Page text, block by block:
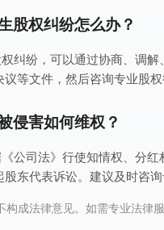
股权纠纷怎么办？
纠纷，可以通过协商、调
等文件，然后咨询专业股权
侵害如何维权？
公司法》行使知情权、分
东代表诉讼。建议及时咨
构成法律意见。如需专业法